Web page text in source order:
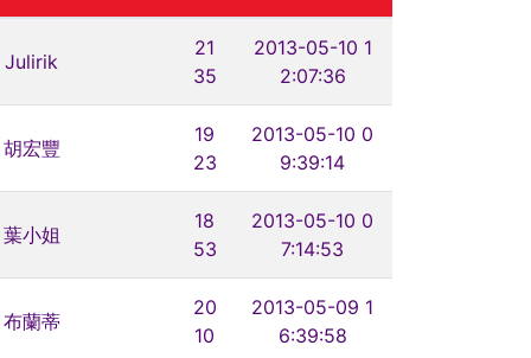
Julirik
21
35
2013-05-10 1
2:07:36
胡宏豐
19
23
2013-05-10 0
9:39:14
葉小姐
18
53
2013-05-10 0
7:14:53
布蘭蒂
20
10
2013-05-09 1
6:39:58